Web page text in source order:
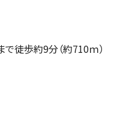
徒歩約9分（約710ｍ）